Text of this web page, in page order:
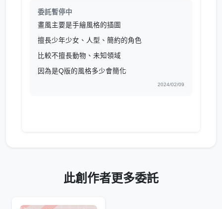
委託暫停中
畫風主要是手繪風格的插圖
擅長少年少女、人型、簡約的角色
比較不擅長動物、未知領域
因為是Q版的風格多少會簡化
2024/02/09
此創作者更多委託